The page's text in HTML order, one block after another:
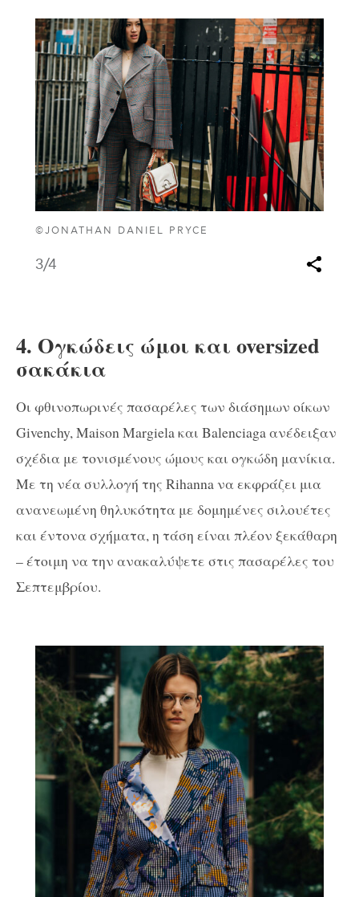
©JONATHAN DANIEL PRYCE
3/4
4. Ογκώδεις ώμοι και oversized
σακάκια
Οι φθινοπωρινές πασαρέλες των διάσημων οίκων
Givenchy, Maison Margiela και Balenciaga ανέδειξαν
σχέδια με τονισμένους ώμους και ογκώδη μανίκια.
Με τη νέα συλλογή της Rihanna να εκφράζει μια
ανανεωμένη θηλυκότητα με δομημένες σιλουέτες
και έντονα σχήματα, η τάση είναι πλέον ξεκάθαρη
– έτοιμη να την ανακαλύψετε στις πασαρέλες του
Σεπτεμβρίου.